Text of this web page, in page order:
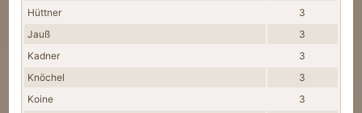
Hüttner
3
Jauß
3
Kadner
3
Knöchel
3
Koine
3